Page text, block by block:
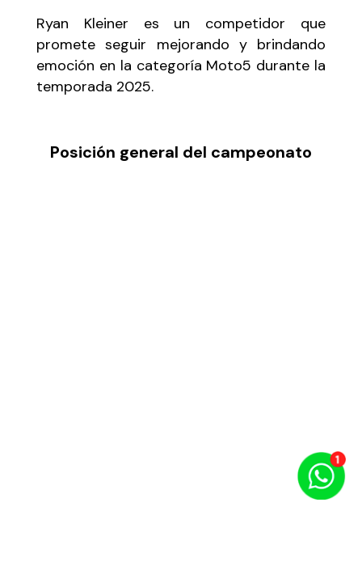
Ryan Kleiner es un competidor que
promete seguir mejorando y brindando
emoción en la categoría Moto5 durante la
temporada 2025.
Posición general del campeonato